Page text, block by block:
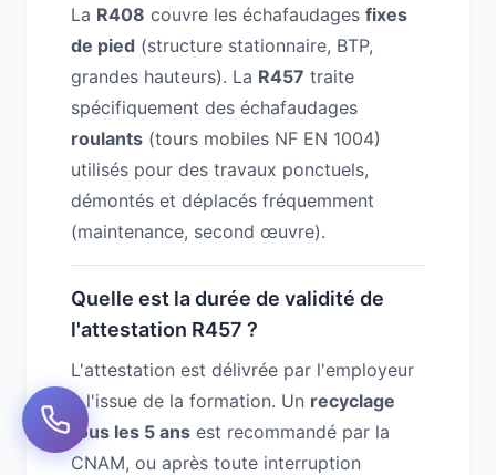
La R408 couvre les échafaudages fixes
de pied (structure stationnaire, BTP,
grandes hauteurs). La R457 traite
spécifiquement des échafaudages
roulants (tours mobiles NF EN 1004)
utilisés pour des travaux ponctuels,
démontés et déplacés fréquemment
(maintenance, second œuvre).
Quelle est la durée de validité de
l'attestation R457 ?
L'attestation est délivrée par l'employeur
à l'issue de la formation. Un recyclage
tous les 5 ans est recommandé par la
CNAM, ou après toute interruption